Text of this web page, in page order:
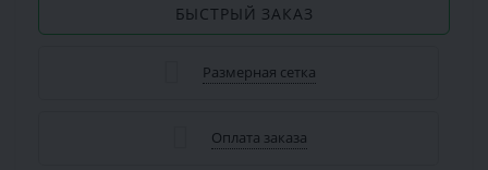
БЫСТРЫЙ ЗАКАЗ
Размерная сетка
Оплата заказа